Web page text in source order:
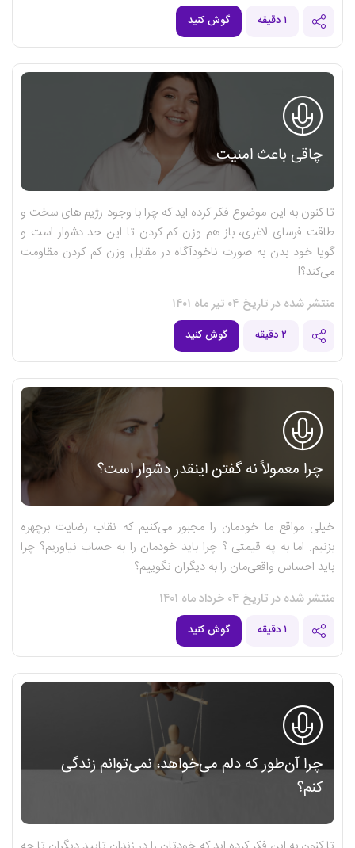
۱ دقیقه گوش کنید
چاقی باعث امنیت
تا کنون به این موضوع فکر کرده اید که چرا با وجود رژیم های سخت و
طاقت فرسای لاغری، باز هم وزن کم کردن تا این حد دشوار است و
گویا خود بدن به صورت ناخودآگاه در مقابل وزن کم کردن مقاومت
می‌کند؟!
منتشر شده در تاریخ ۰۴ تیر ماه ۱۴۰۱
۲ دقیقه گوش کنید
چرا معمولاً نه گفتن اینقدر دشوار است؟
خیلی مواقع ما خودمان را مجبور می‌کنیم که نقاب رضایت برچهره
بزنیم. اما به په قیمتی ؟ چرا باید خودمان را به حساب نیاوریم؟ چرا
باید احساس واقعی‌مان را به دیگران نگوییم؟
منتشر شده در تاریخ ۰۴ خرداد ماه ۱۴۰۱
۱ دقیقه گوش کنید
چرا آن‌طور که دلم می‌خواهد، نمی‌توانم زندگی
کنم؟